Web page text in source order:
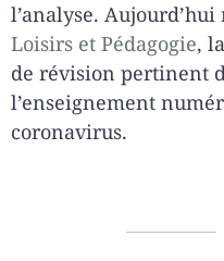
l’analyse.
Loisirs et Pédagogie,
de révision pertinent
l’enseignement
coronavirus.